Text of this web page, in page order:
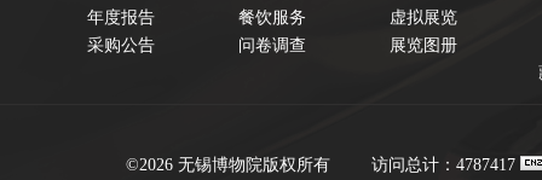
年度报告
采购公告
餐饮服务
问卷调查
虚拟展览
展览图册
©2026 无锡博物院版权所有 访问总计：4787417